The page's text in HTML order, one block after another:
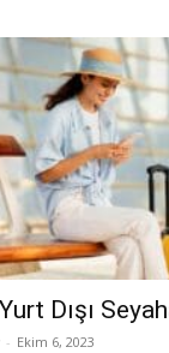
Dışı
- Ekim 6, 2023